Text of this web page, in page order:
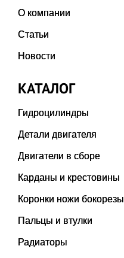
О компании
Статьи
Новости
КАТАЛОГ
Гидроцилиндры
Детали двигателя
Двигатели в сборе
Карданы и крестовины
Коронки ножи бокорезы
Пальцы и втулки
Радиаторы